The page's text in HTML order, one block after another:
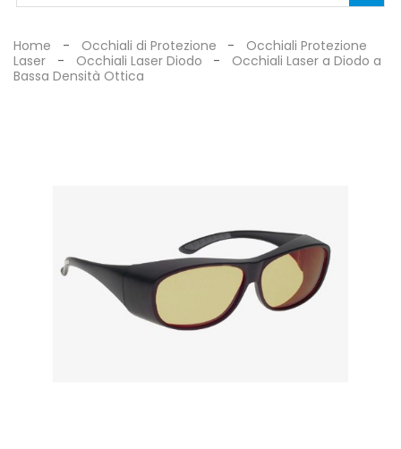
DI
Home Occhiali di Protezione
Occhiali Protezione
Laser
Occhiali Laser Diodo
Occhiali Laser a Diodo a
Bassa Densità Ottica